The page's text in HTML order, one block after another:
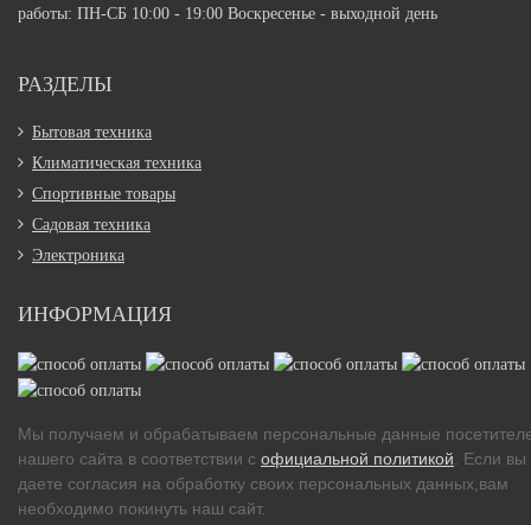
работы: ПН-СБ 10:00 - 19:00 Воскресенье - выходной день
РАЗДЕЛЫ
Бытовая техника
Климатическая техника
Спортивные товары
Садовая техника
Электроника
ИНФОРМАЦИЯ
Мы получаем и обрабатываем персональные данные
нашего сайта в соответствии с официальной политикой . Если
даете согласия на обработку своих персональных данных,вам
необходимо покинуть наш сайт.